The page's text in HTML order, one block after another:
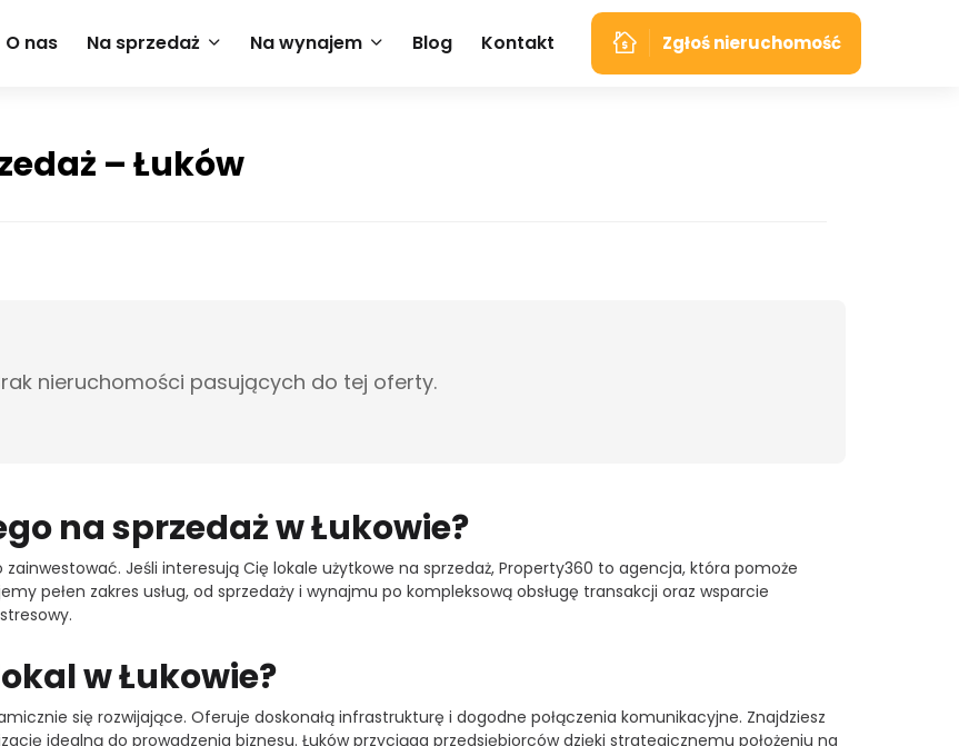
O nas Na sprzedaż Na wynajem Blog Kontakt Zgłoś nieruchomość
– Łuków
nieruchomości pasujących do tej oferty.
na sprzedaż w Łukowie?
Jeśli interesują Cię lokale użytkowe na sprzedaż, Property360 to agencja, która pomoże
pełen zakres usług, od sprzedaży i wynajmu po kompleksową obsługę transakcji oraz wsparcie
w Łukowie?
się rozwijające. Oferuje doskonałą infrastrukturę i dogodne połączenia komunikacyjne. Znajdziesz
idealną do prowadzenia biznesu. Łuków przyciąga przedsiębiorców dzięki strategicznemu położeniu na